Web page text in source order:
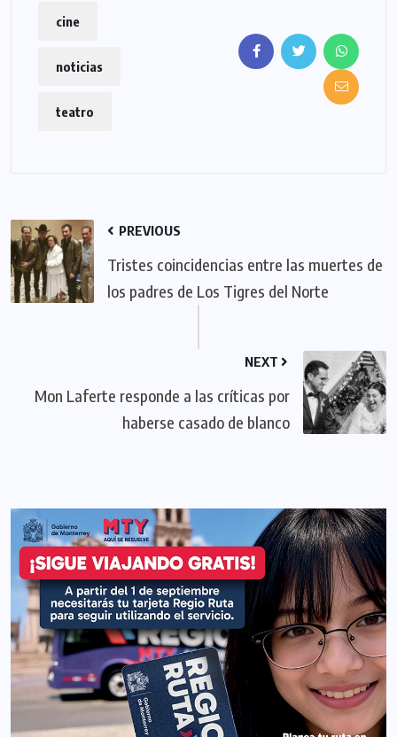
cine
noticias
teatro
PREVIOUS
Tristes coincidencias entre las muertes de
los padres de Los Tigres del Norte
NEXT
Mon Laferte responde a las críticas por
haberse casado de blanco